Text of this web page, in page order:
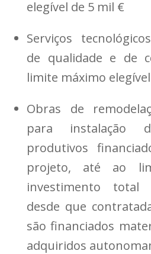
elegível de 5 mil €
Serviços
de qualidade e de
limite máximo
Obras de
para instalação
produtivos
projeto, até ao
investimento total
desde que
são financiados
adquiridos